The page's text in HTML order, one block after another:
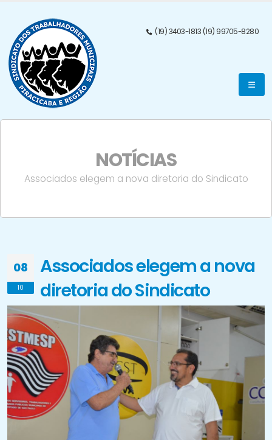
(19) 3403-1813 (19) 99705-8280
NOTÍCIAS
Associados elegem a nova diretoria do Sindicato
08
10
Associados elegem a nova
diretoria do Sindicato